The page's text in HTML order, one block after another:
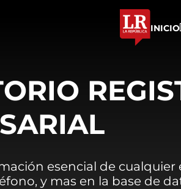
INICIO
esencial de
y mas en la base de